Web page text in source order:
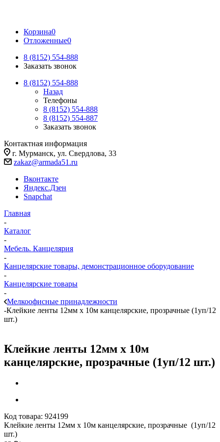
Корзина0
Отложенные0
8 (8152) 554-888
Заказать звонок
8 (8152) 554-888
Назад
Телефоны
8 (8152) 554-888
8 (8152) 554-887
Заказать звонок
Контактная информация
г. Мурманск, ул. Свердлова, 33
zakaz@armada51.ru
Вконтакте
Яндекс.Дзен
Snapchat
Главная
-
Каталог
-
Мебель. Канцелярия
-
Канцелярские товары, демонстрационное оборудование
-
Канцелярские товары
-
Мелкоофисные принадлежности
-Клейкие ленты 12мм х 10м канцелярские, прозрачные (1уп/12
шт.)
Клейкие ленты 12мм х 10м
канцелярские, прозрачные (1уп/12 шт.)
Код товара: 924199
Клейкие ленты 12мм х 10м канцелярские, прозрачные (1уп/12
шт.)